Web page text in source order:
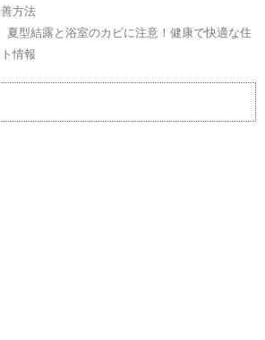
方法
夏型結露と浴室のカビに注意！健康で快適な住
情報